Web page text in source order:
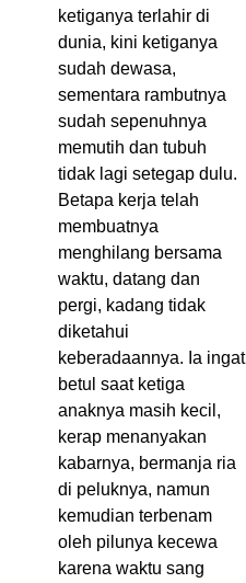
ketiganya terlahir di
dunia, kini ketiganya
sudah dewasa,
sementara rambutnya
sudah sepenuhnya
memutih dan tubuh
tidak lagi setegap dulu.
Betapa kerja telah
membuatnya
menghilang bersama
waktu, datang dan
pergi, kadang tidak
diketahui
keberadaannya. Ia ingat
betul saat ketiga
anaknya masih kecil,
kerap menanyakan
kabarnya, bermanja ria
di peluknya, namun
kemudian terbenam
oleh pilunya kecewa
karena waktu sang